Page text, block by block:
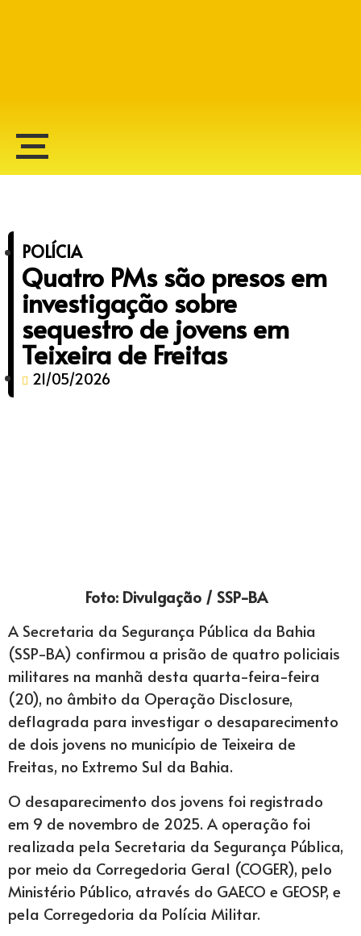
POLÍCIA
Quatro PMs são presos em
investigação sobre
sequestro de jovens em
Teixeira de Freitas
21/05/2026
Foto: Divulgação / SSP-BA
A Secretaria da Segurança Pública da Bahia
(SSP-BA) confirmou a prisão de quatro policiais
militares na manhã desta quarta-feira-feira
(20), no âmbito da Operação Disclosure,
deflagrada para investigar o desaparecimento
de dois jovens no município de Teixeira de
Freitas, no Extremo Sul da Bahia.
O desaparecimento dos jovens foi registrado
em 9 de novembro de 2025. A operação foi
realizada pela Secretaria da Segurança Pública,
por meio da Corregedoria Geral (COGER), pelo
Ministério Público, através do GAECO e GEOSP, e
pela Corregedoria da Polícia Militar.